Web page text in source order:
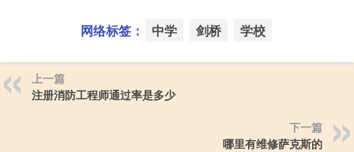
网络标签： 中学 剑桥 学校
上一篇
注册消防工程师通过率是多少
下一篇
哪里有维修萨克斯的